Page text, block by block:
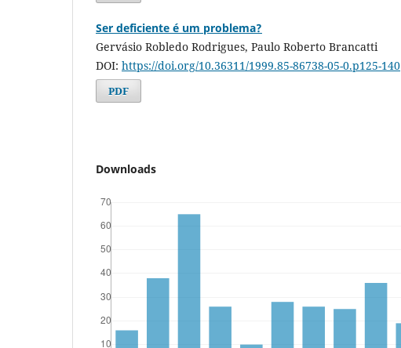
Ser deficiente é um problema?
Gervásio Robledo Rodrigues, Paulo Roberto Brancatti
DOI: https://doi.org/10.36311/1999.85-86738-05-0.p125-140
PDF
Downloads